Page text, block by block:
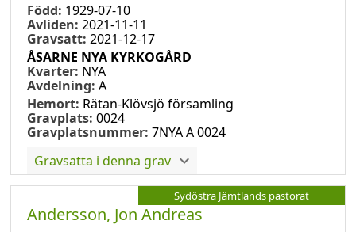
Född: 1929-07-10
Avliden: 2021-11-11
Gravsatt: 2021-12-17
ÅSARNE NYA KYRKOGÅRD
Kvarter: NYA
Avdelning: A
Hemort: Rätan-Klövsjö församling
Gravplats: 0024
Gravplatsnummer: 7NYA A 0024
Gravsatta i denna grav
Sydöstra Jämtlands pastorat
Andersson, Jon Andreas